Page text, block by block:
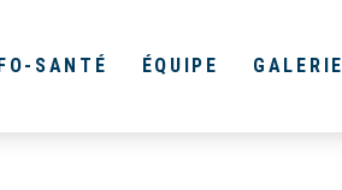
SANTÉ ÉQUIPE GALERIE